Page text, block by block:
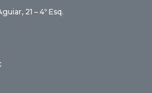
21 – 4º Esq.